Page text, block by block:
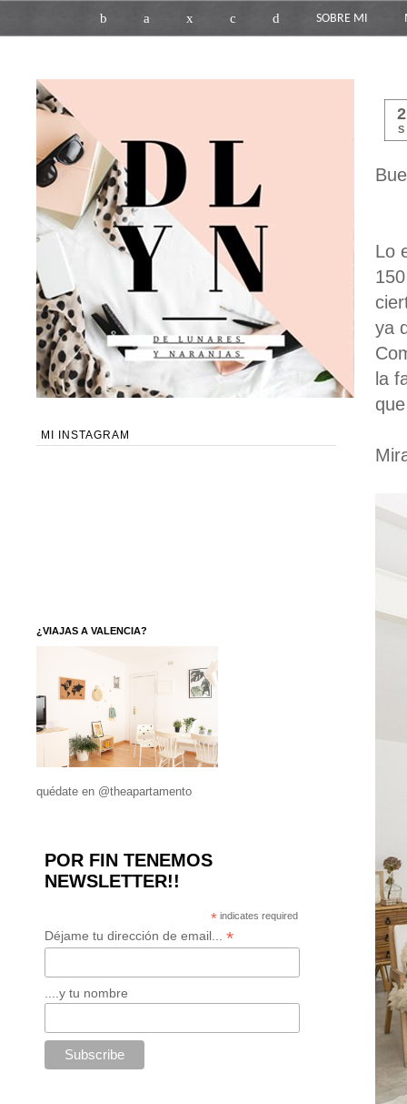
b a x c d SOBRE MI
Lo
ya
la
MI INSTAGRAM
¿VIAJAS A VALENCIA?
quédate en @theapartamento
POR FIN TENEMOS
NEWSLETTER!!
* indicates required
Déjame tu dirección de email... *
....y tu nombre